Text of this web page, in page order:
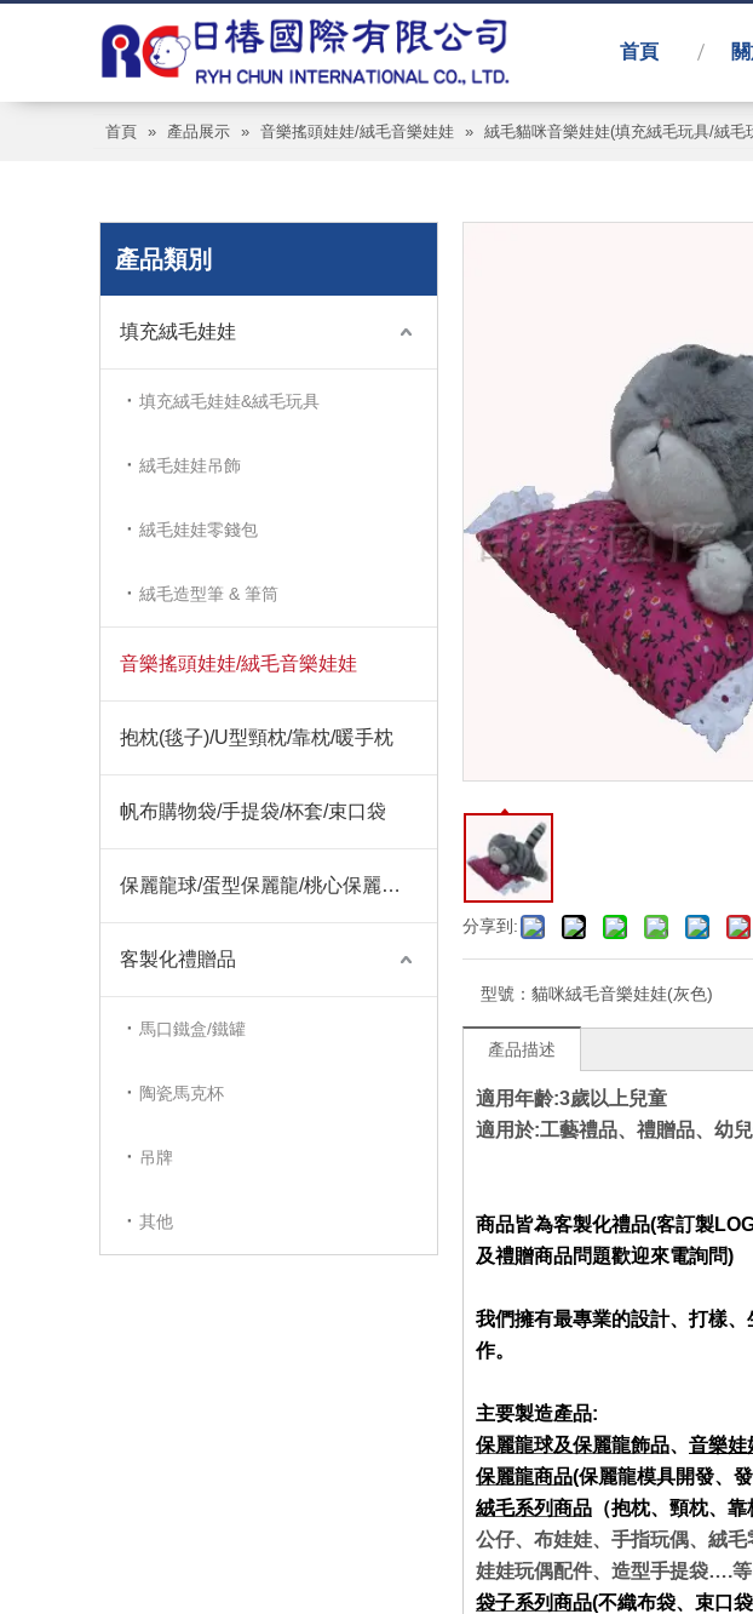
首頁
首頁 » 產品展示 » 音樂搖頭娃娃/絨毛音樂娃娃 » 絨毛貓咪音樂娃娃(填充絨毛玩具/絨毛
產品類別
填充絨毛娃娃
填充絨毛娃娃&絨毛玩具
絨毛娃娃吊飾
絨毛娃娃零錢包
絨毛造型筆 & 筆筒
音樂搖頭娃娃/絨毛音樂娃娃
抱枕(毯子)/U型頸枕/靠枕/暖手枕
帆布購物袋/手提袋/杯套/束口袋
保麗龍球/蛋型保麗龍/桃心保麗龍/聖誕飾品保麗龍
客製化禮贈品
馬口鐵盒/鐵罐
陶瓷馬克杯
吊牌
其他
分享到:
型號： 貓咪絨毛音樂娃娃(灰色)
產品描述
適用年齡:3歲以上兒童
適用於:工藝禮品、禮贈品、幼
商品皆為客製化禮品(客訂製
及禮贈商品問題歡迎來電詢問)
我們擁有最專業的設計、打樣
作。
主要製造產品:
保麗龍球及保麗龍飾品、 音樂娃
保麗龍商品(保麗龍模具開發、
絨毛系列商品 （抱枕、頸枕、
公仔、布娃娃、手指玩偶、絨
娃娃玩偶配件、造型手提袋….等
袋子系列商品(不織布袋、束口